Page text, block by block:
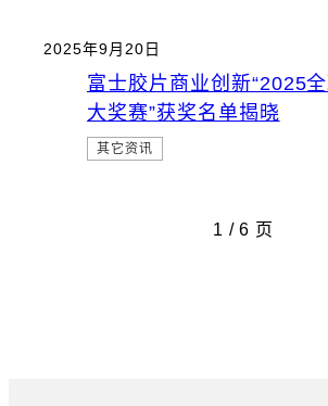
2025年9月20日
富士胶片商业创新“2025
大奖赛”获奖名单揭晓
其它资讯
1 / 6 页